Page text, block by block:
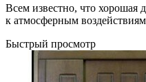
Всем известно, что хорошая
к атмосферным
Быстрый просмотр